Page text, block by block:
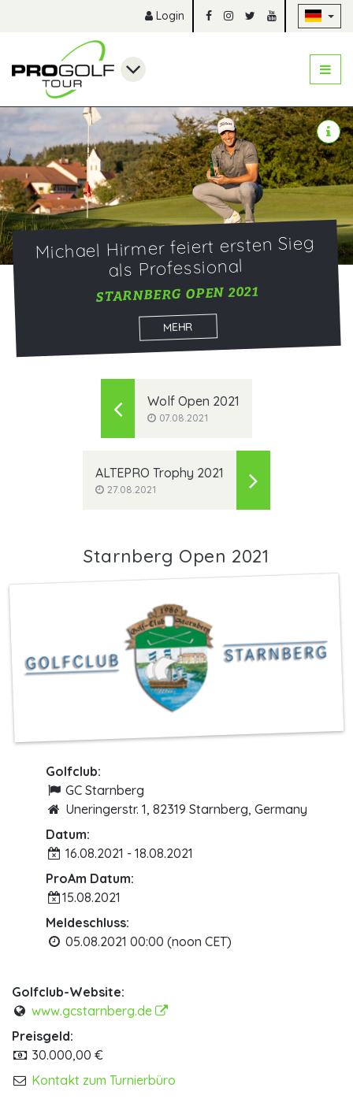
Login
Michael Hirmer feiert ersten Sieg
als Professional
STARNBERG OPEN 2021
MEHR
Wolf Open 2021
07.08.2021
ALTEPRO Trophy 2021
27.08.2021
Starnberg Open 2021
Golfclub:
GC Starnberg
Uneringerstr. 1, 82319 Starnberg, Germany
Datum:
16.08.2021 - 18.08.2021
ProAm Datum:
15.08.2021
Meldeschluss:
05.08.2021 00:00 (noon CET)
Golfclub-Website:
www.gcstarnberg.de
Preisgeld:
30.000,00 €
Kontakt zum Turnierbüro